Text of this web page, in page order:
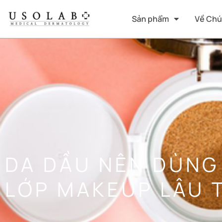
Sản phẩm Về
DA DẦU NÊN
LỚP MAKEUP LÂU